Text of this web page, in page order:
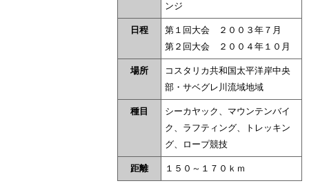
ンジ
日程
第１回大会 ２００３年７月
第２回大会 ２００４年１０月
場所
コスタリカ共和国太平洋岸中央
部・サベグレ川流域地域
種目
シーカヤック、マウンテンバイ
ク、ラフティング、トレッキン
グ、ロープ競技
距離 １５０～１７０ｋｍ